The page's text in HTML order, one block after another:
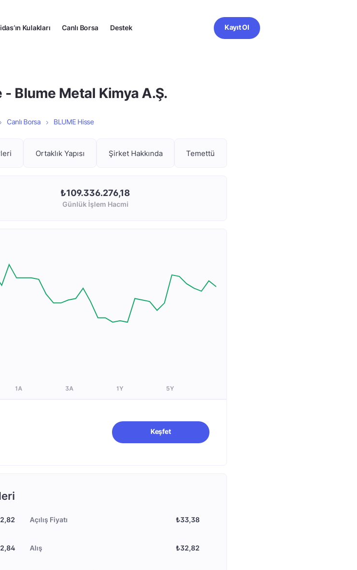
Kulakları Canlı Borsa Destek Kayıt Ol
- Blume Metal Kimya A.Ş.
Canlı Borsa BLUME Hisse
Ortaklık Yapısı Şirket Hakkında Temettü
₺109.336.276,18
Günlük İşlem Hacmi
1A 3A 1Y 5Y
Keşfet
Açılış Fiyatı ₺33,38
Alış ₺32,82